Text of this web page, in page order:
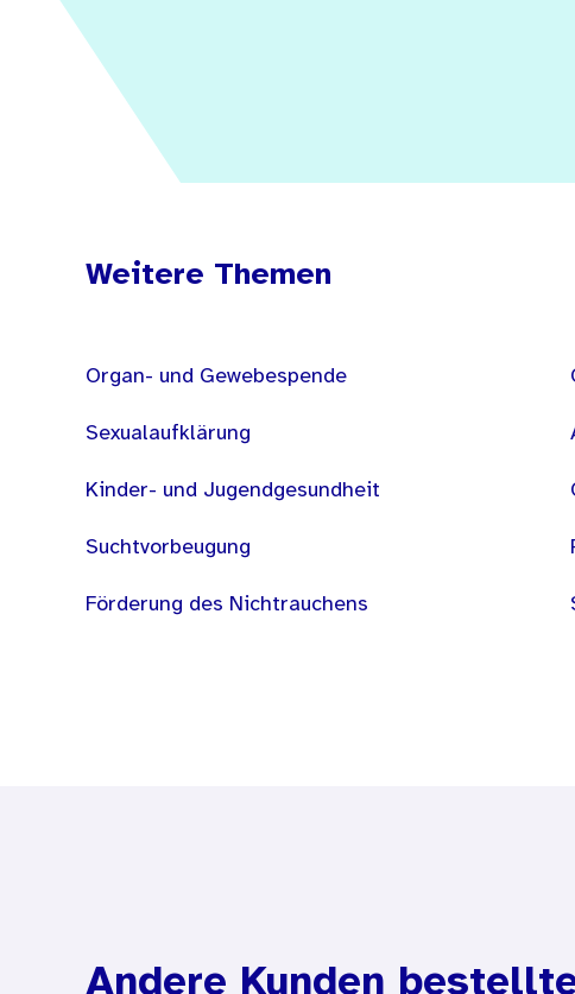
Weitere Themen
Organ- und Gewebespende
Sexualaufklärung
Kinder- und Jugendgesundheit
Suchtvorbeugung
Förderung des Nichtrauchens
Andere Kunden